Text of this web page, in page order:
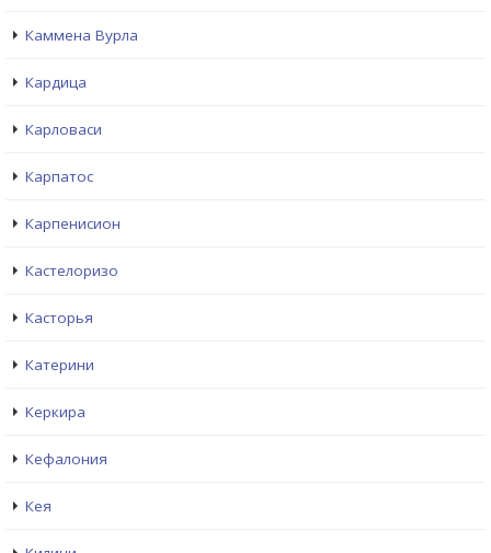
Каммена Вурла
Кардица
Карловаси
Карпатос
Карпенисион
Кастелоризо
Касторья
Катерини
Керкира
Кефалония
Кея